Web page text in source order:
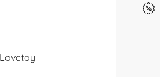
Lovetoy